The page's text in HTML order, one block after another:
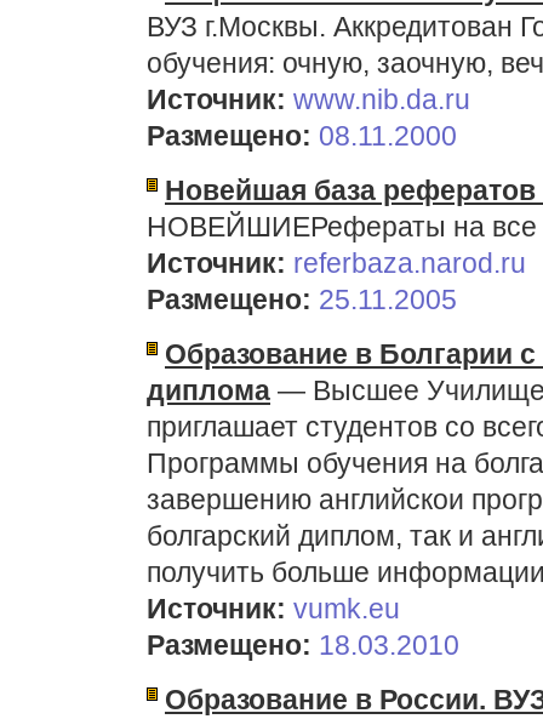
ВУЗ г.Москвы. Аккредитован
обучения: очную, заочную,
Источник: www.nib.da.ru
Размещено: 08.11.2000
Новейшая база
НОВЕЙШИЕРефераты на все
Источник: referbaza.narod.ru
Размещено: 25.11.2005
Образование в Болгарии
диплома — Высшее
приглашает студентов со
Программы обучения на
завершению английскои
болгарский диплом, так и
получить больше
Источник: vumk.eu
Размещено: 18.03.2010
Образование в России.